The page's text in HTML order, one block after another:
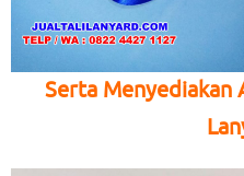
Serta Menyediakan